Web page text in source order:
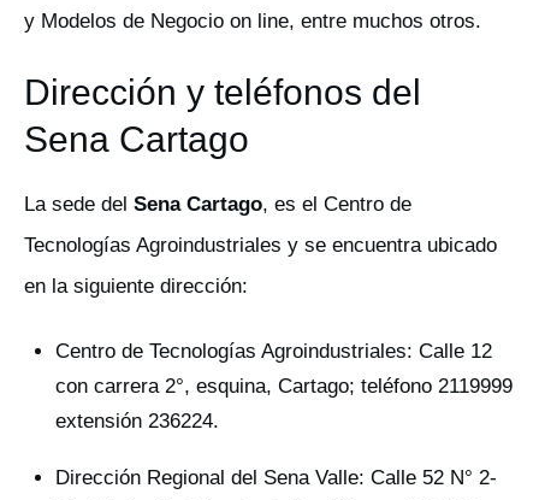
y Modelos de Negocio on line, entre muchos otros.
Dirección y teléfonos del
Sena Cartago
La sede del Sena Cartago, es el Centro de
Tecnologías Agroindustriales y se encuentra ubicado
en la siguiente dirección:
Centro de Tecnologías Agroindustriales: Calle 12
con carrera 2°, esquina, Cartago; teléfono 2119999
extensión 236224.
Dirección Regional del Sena Valle: Calle 52 N° 2-